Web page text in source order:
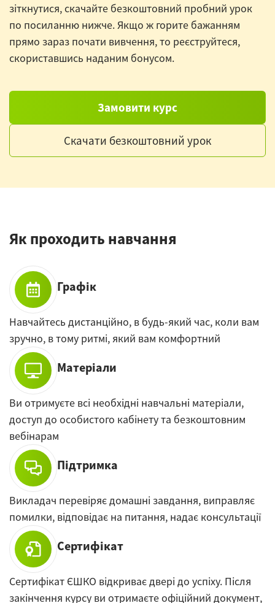
зіткнутися, скачайте безкоштовний пробний урок
по посиланню нижче. Якщо ж горите бажанням
прямо зараз почати вивчення, то реєструйтеся,
скориставшись наданим бонусом.
Замовити курс
Скачати безкоштовний урок
Як проходить навчання
Графік
Навчайтесь дистанційно, в будь-який час, коли вам
зручно, в тому ритмі, який вам комфортний
Матеріали
Ви отримуєте всі необхідні навчальні матеріали,
доступ до особистого кабінету та безкоштовним
вебінарам
Підтримка
Викладач перевіряє домашні завдання, виправляє
помилки, відповідає на питання, надає консультації
Сертифікат
Сертифікат ЄШКО відкриває двері до успіху. Після
закінчення курсу ви отримаєте офіційний документ,